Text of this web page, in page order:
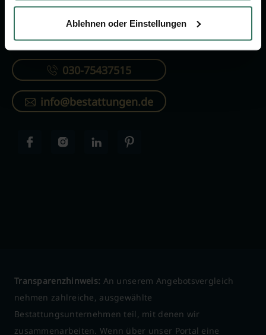
Ablehnen oder Einstellungen
KONTAKTIEREN SIE UNS
030-75437515
info@bestattungen.de
Transparenzhinweis: An unserem Angebotsvergleich
nehmen zahlreiche, ausgewählte
Bestattungsunternehmen teil, mit denen wir
zusammenarbeiten. Wenn über unser Portal eine